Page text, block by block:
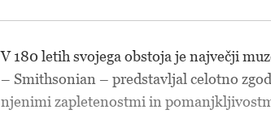
V 180 letih svojega obstoja je največji
– Smithsonian – predstavljal celotno
njenimi zapletenostmi in